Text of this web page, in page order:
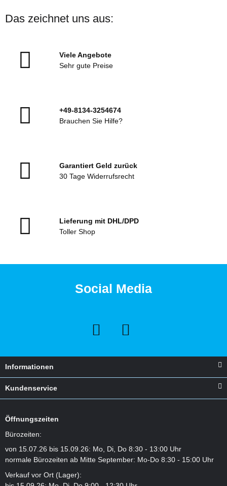
Das zeichnet uns aus:
Viele Angebote
Sehr gute Preise
+49-8134-3254674
Brauchen Sie Hilfe?
Garantiert Geld zurück
30 Tage Widerrufsrecht
Lieferung mit DHL/DPD
Toller Shop
Social Media
Informationen
Kundenservice
Öffnungszeiten
Bürozeiten:
von 15.07.26 bis 15.09.26: Mo, Di, Do 8:30 - 13:00 Uhr
normale Bürozeiten ab Mitte September: Mo-Do 8:30 - 15:00 Uhr
Verkauf vor Ort (Lager):